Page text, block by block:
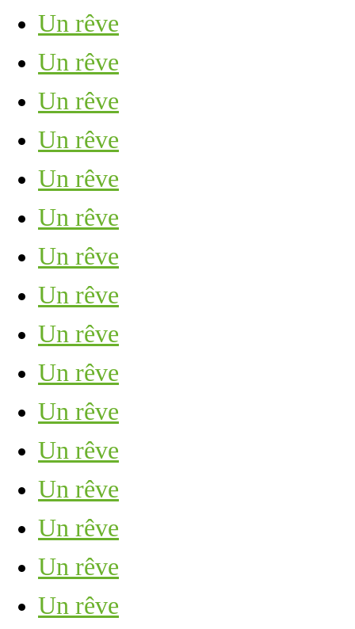
Un rêve
Un rêve
Un rêve
Un rêve
Un rêve
Un rêve
Un rêve
Un rêve
Un rêve
Un rêve
Un rêve
Un rêve
Un rêve
Un rêve
Un rêve
Un rêve